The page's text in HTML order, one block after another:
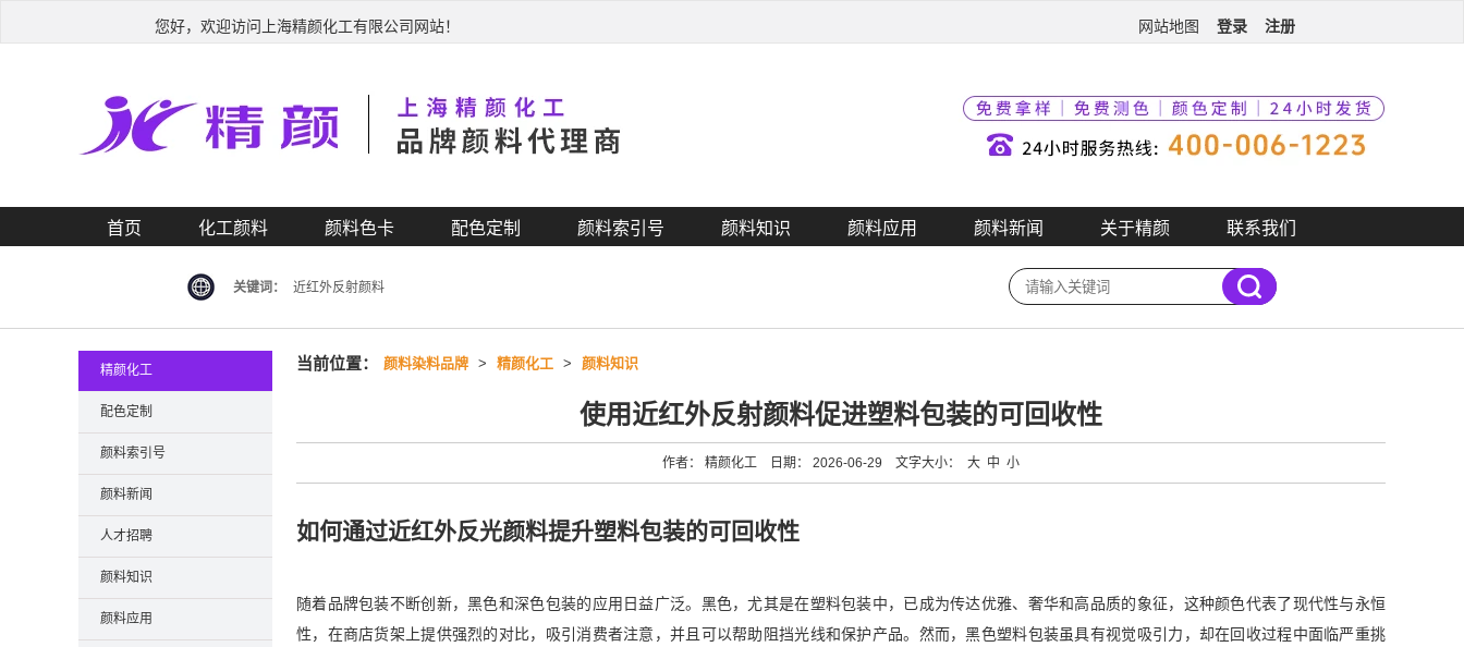
您好，欢迎访问上海精颜化工有限公司网站！ 网站地图 登录 注册
首页 化工颜料 颜料色卡 配色定制 颜料索引号 颜料知识 颜料应用 颜料新闻 关于精颜 联系我们
关键词： 近红外反射颜料
当前位置： 颜料染料品牌 > 精颜化工 > 颜料知识
使用近红外反射颜料促进塑料包装的可回收性
作者： 精颜化工 日期： 2026-06-29 文字大小： 大 中 小
如何通过近红外反光颜料提升塑料包装的可回收性
随着品牌包装不断创新，黑色和深色包装的应用日益广泛。黑色，尤其是在塑料包装中，已成为传达优雅、奢华和高品质的象征，这种颜色代表了现代性与永恒
性，在商店货架上提供强烈的对比，吸引消费者注意，并且可以帮助阻挡光线和保护产品。然而，黑色塑料包装虽具有视觉吸引力，却在回收过程中面临严重挑
精颜化工
配色定制
颜料索引号
颜料新闻
人才招聘
颜料知识
颜料应用